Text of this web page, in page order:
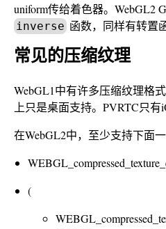
uniform传给着色器。WebGL2
inverse 函数，同样有转置
常见的压缩纹理
WebGL1中有许多压缩纹理格
上只是桌面支持。PVRTC只
在WebGL2中，至少支持下面
(